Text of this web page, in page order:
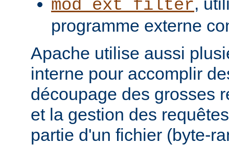
mod_ext_filter
programme externe
Apache utilise aussi
interne pour accomplir
découpage des grosses
et la gestion des
partie d'un fichier (byte-